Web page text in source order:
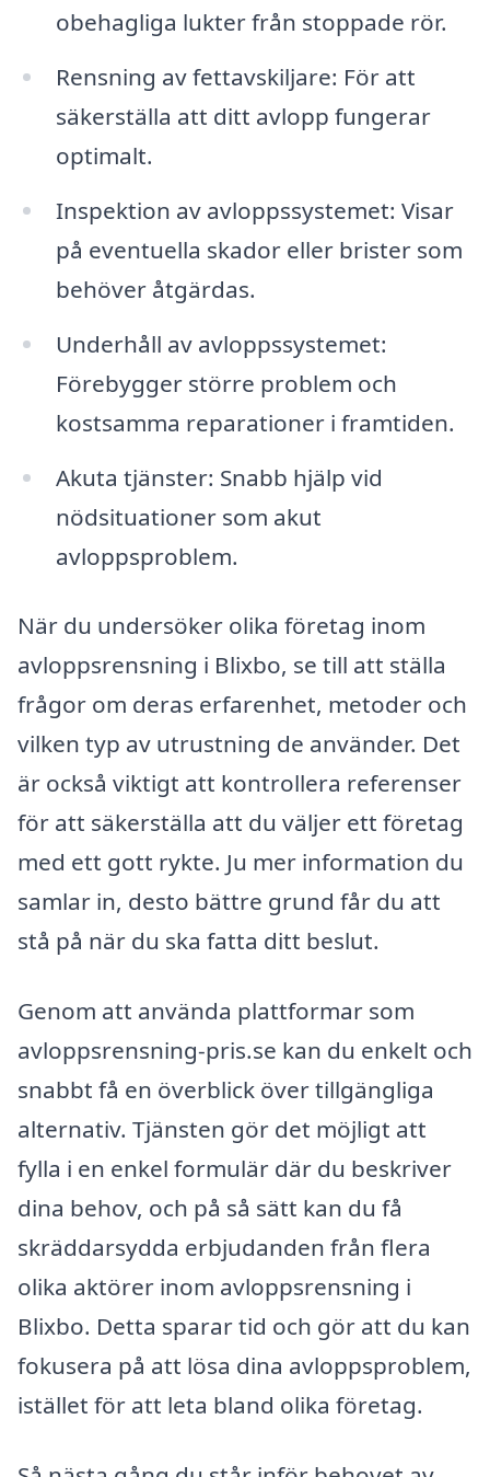
obehagliga lukter från stoppade rör.
Rensning av fettavskiljare: För att
säkerställa att ditt avlopp fungerar
optimalt.
Inspektion av avloppssystemet: Visar
på eventuella skador eller brister som
behöver åtgärdas.
Underhåll av avloppssystemet:
Förebygger större problem och
kostsamma reparationer i framtiden.
Akuta tjänster: Snabb hjälp vid
nödsituationer som akut
avloppsproblem.
När du undersöker olika företag inom
avloppsrensning i Blixbo, se till att ställa
frågor om deras erfarenhet, metoder och
vilken typ av utrustning de använder. Det
är också viktigt att kontrollera referenser
för att säkerställa att du väljer ett företag
med ett gott rykte. Ju mer information du
samlar in, desto bättre grund får du att
stå på när du ska fatta ditt beslut.
Genom att använda plattformar som
avloppsrensning-pris.se kan du enkelt och
snabbt få en överblick över tillgängliga
alternativ. Tjänsten gör det möjligt att
fylla i en enkel formulär där du beskriver
dina behov, och på så sätt kan du få
skräddarsydda erbjudanden från flera
olika aktörer inom avloppsrensning i
Blixbo. Detta sparar tid och gör att du kan
fokusera på att lösa dina avloppsproblem,
istället för att leta bland olika företag.